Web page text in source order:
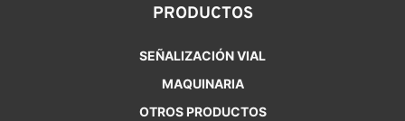
PRODUCTOS
SEÑALIZACIÓN VIAL
MAQUINARIA
OTROS PRODUCTOS